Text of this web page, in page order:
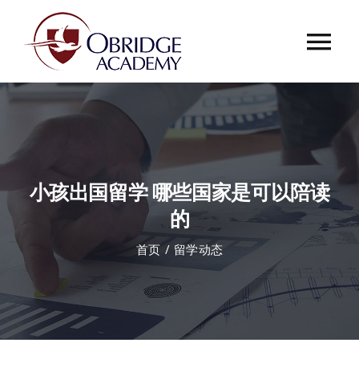
首页
课程中心
合作伙伴
小孩出国留学 哪些国家是可以陪读
的
首页 留学动态